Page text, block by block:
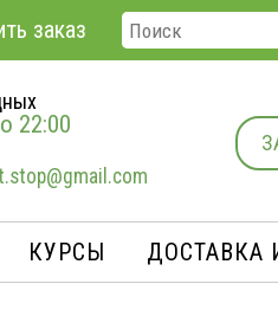
заказ
22:00
КУРСЫ ДОСТАВКА